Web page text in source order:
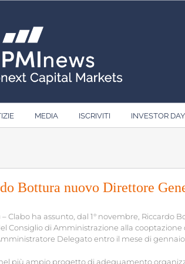
MEDIA ISCRIVITI INVESTOR DAY
Bottura nuovo Direttore
– Clabo ha assunto, dal 1° novembre, Riccardo
Consiglio di Amministrazione alla
Delegato entro il mese di gennaio
più ampio progetto di adeguamento